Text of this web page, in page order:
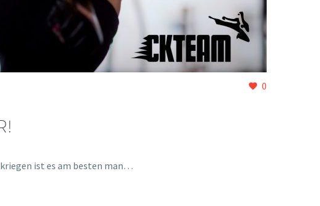
0
ist es am besten man…